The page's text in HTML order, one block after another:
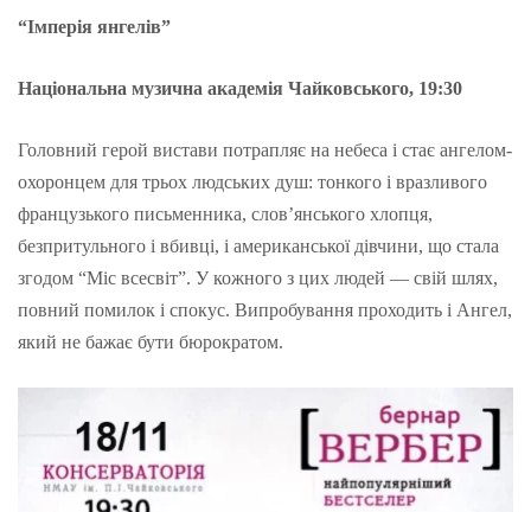
“Імперія янгелів”
Національна музична академія Чайковського, 19:30
Головний герой вистави потрапляє на небеса і стає ангелом-
охоронцем для трьох людських душ: тонкого і вразливого
французького письменника, слов’янського хлопця,
безпритульного і вбивці, і американської дівчини, що стала
згодом “Міс всесвіт”. У кожного з цих людей — свій шлях,
повний помилок і спокус. Випробування проходить і Ангел,
який не бажає бути бюрократом.